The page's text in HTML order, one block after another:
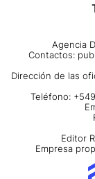
Agencia
Contactos:
Dirección de las
Teléfono:
Editor
Empresa